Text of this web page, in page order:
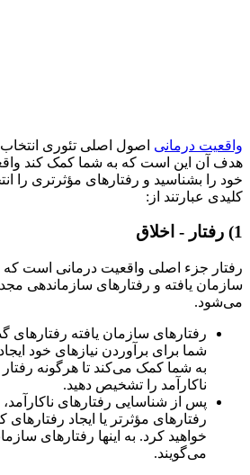
واقعیت درمانی اصول اصلی تئوری
هدف آن این است که به شما کمک کند
خود را بشناسید و رفتارهای مؤثرتری را
کلیدی عبارتند از:
1) رفتار - اخلاق
رفتار جزء اصلی واقعیت درمانی است که
سازمان یافته و رفتارهای سازماندهی
می‌شود.
رفتارهای سازمان یافته رفتارهای
شما برای برآوردن نیازهای خود
به شما کمک می‌کند تا هرگونه رفتار
ناکارآمد را تشخیص دهید.
پس از شناسایی رفتارهای ناکارآمد،
رفتارهای مؤثرتر یا ایجاد رفتارهای
خواهید کرد. به اینها رفتارهای
می‌گویند.